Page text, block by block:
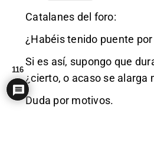
Catalanes del foro:
¿Habéis tenido puente
Si es así, supongo que
¿cierto, o acaso se alarga
Duda por motivos.
116